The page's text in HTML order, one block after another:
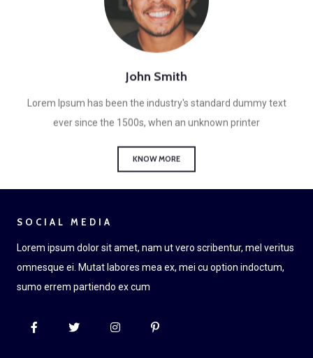
John Smith
Lorem Ipsum has been the industry's standard dummy text
KNOW MORE
SOCIAL MEDIA
Lorem ipsum dolor sit amet, nam ut vero scribentur, mel veritus
omnesque ei. Mutat labores mea ex, mei cu option indoctum,
sumo errem partiendo ex cum